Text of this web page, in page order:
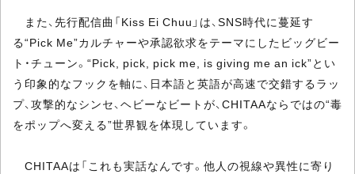
また、先行配信曲「Kiss Ei Chuu」は、SNS時代に蔓延す
る“Pick Me”カルチャーや承認欲求をテーマにしたビッグビー
ト・チューン。“Pick, pick, pick me, is giving me an ick”とい
う印象的なフックを軸に、日本語と英語が高速で交錯するラッ
プ、攻撃的なシンセ、ヘビーなビートが、CHITAAならではの“毒
をポップへ変える”世界観を体現しています。
CHITAAは「これも実話なんです。他人の視線や異性に寄り